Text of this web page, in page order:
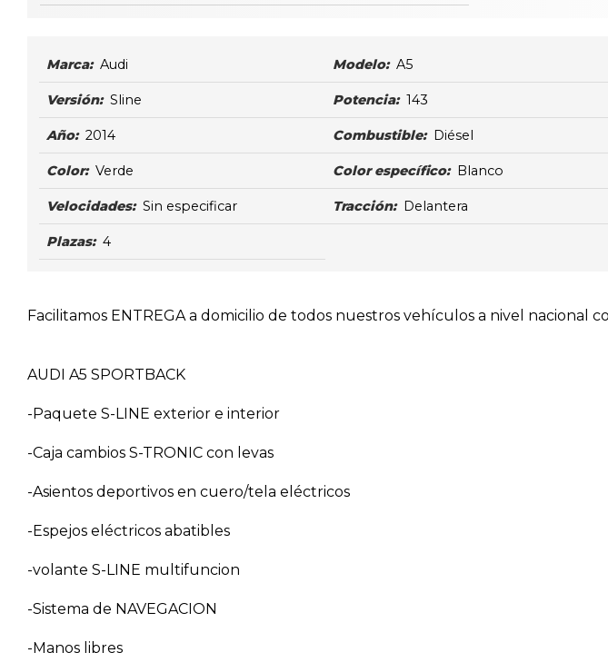
Marca: Audi Modelo: A5
Versión: Sline Potencia: 143
Año: 2014 Combustible: Diésel
Color: Verde Color específico: Blanco
Velocidades: Sin especificar Tracción: Delantera
Plazas: 4
Facilitamos ENTREGA a domicilio de todos nuestros vehículos a nivel nacional
AUDI A5 SPORTBACK
-Paquete S-LINE exterior e interior
-Caja cambios S-TRONIC con levas
-Asientos deportivos en cuero/tela eléctricos
-Espejos eléctricos abatibles
-volante S-LINE multifuncion
-Sistema de NAVEGACION
-Manos libres